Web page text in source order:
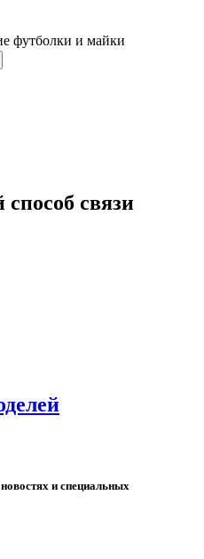
футболки и майки
связи
и специальных